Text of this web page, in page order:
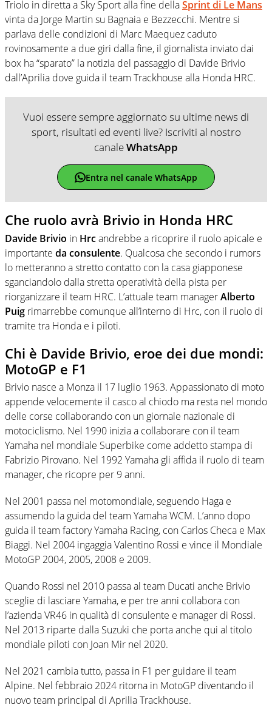
Triolo in diretta a Sky Sport alla fine dellaSprint di Le Mans
vinta da Jorge Martin su Bagnaia e Bezzecchi. Mentre si
parlava delle condizioni di Marc Maequez caduto
rovinosamente a due giri dalla fine, il giornalista inviato dai
box ha “sparato” la notizia del passaggio di Davide Brivio
dall’Aprilia dove guida il team Trackhouse alla Honda HRC.
Vuoi essere sempre aggiornato su ultime news di
sport, risultati ed eventi live? Iscriviti al nostro
canaleWhatsApp
Entra nel canale WhatsApp
Che ruolo avrà Brivio in Honda HRC
Davide Brivio in Hrcandrebbe a ricoprire il ruolo apicale e
importante da consulente. Qualcosa che secondo i rumors
lo metteranno a stretto contatto con la casa giapponese
sganciandolo dalla stretta operatività della pista per
riorganizzare il team HRC. L’attuale team managerAlberto
Puig rimarrebbe comunque all’interno di Hrc, con il ruolo di
tramite tra Honda e i piloti.
Chi è Davide Brivio, eroe dei due mondi:
MotoGP e F1
Brivio nasce a Monza il 17 luglio 1963. Appassionato di moto
appende velocemente il casco al chiodo ma resta nel mondo
delle corse collaborando con un giornale nazionale di
motociclismo. Nel 1990 inizia a collaborare con il team
Yamaha nel mondiale Superbike come addetto stampa di
Fabrizio Pirovano. Nel 1992 Yamaha gli affida il ruolo di team
manager, che ricopre per 9 anni.
Nel 2001 passa nel motomondiale, seguendo Haga e
assumendo la guida del team Yamaha WCM. L’anno dopo
guida il team factory Yamaha Racing, con Carlos Checa e Max
Biaggi. Nel 2004 ingaggia Valentino Rossi e vince il Mondiale
MotoGP 2004, 2005, 2008 e 2009.
Quando Rossi nel 2010 passa al team Ducati anche Brivio
sceglie di lasciare Yamaha, e per tre anni collabora con
l’azienda VR46 in qualità di consulente e manager di Rossi.
Nel 2013 riparte dalla Suzuki che porta anche qui al titolo
mondiale piloti con Joan Mir nel 2020.
Nel 2021 cambia tutto, passa in F1 per guidare il team
Alpine. Nel febbraio 2024 ritorna in MotoGP diventando il
nuovo team principal di Aprilia Trackhouse.